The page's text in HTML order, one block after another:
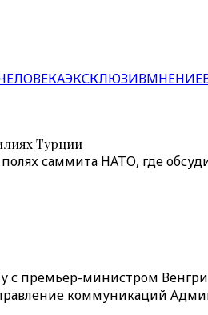
ЭКСКЛЮЗИВМНЕНИЕ
Турции
саммита НАТО, где
премьер-министром
коммуникаций